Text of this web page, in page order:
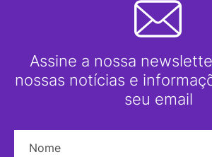
Assine a nossa
nossas notícias e
seu email